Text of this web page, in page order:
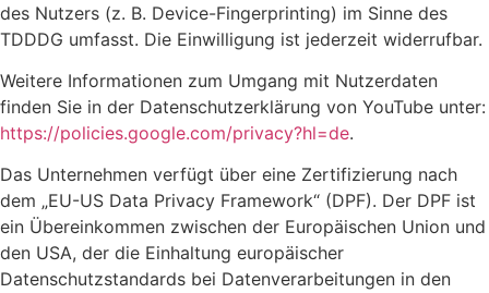
des Nutzers (z. B. Device-Fingerprinting) im Sinne des
TDDDG umfasst. Die Einwilligung ist jederzeit widerrufbar.
Weitere Informationen zum Umgang mit Nutzerdaten
finden Sie in der Datenschutzerklärung von YouTube unter:
https://policies.google.com/privacy?hl=de.
Das Unternehmen verfügt über eine Zertifizierung nach
dem „EU-US Data Privacy Framework“ (DPF). Der DPF ist
ein Übereinkommen zwischen der Europäischen Union und
den USA, der die Einhaltung europäischer
Datenschutzstandards bei Datenverarbeitungen in den